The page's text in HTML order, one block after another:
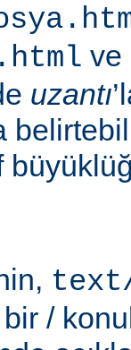
.html ve
uzantı
/